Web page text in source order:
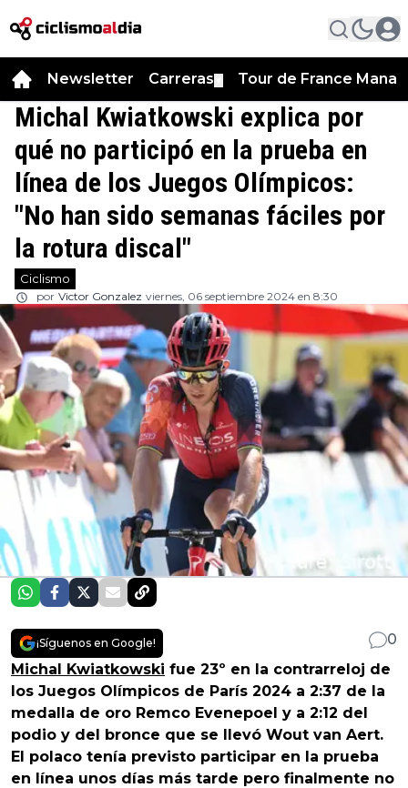
Newsletter Carreras Tour de France
Michal Kwiatkowski explica por
qué no participó en la prueba en
línea de los Juegos Olímpicos:
"No han sido semanas fáciles por
la rotura discal"
Ciclismo
por Victor Gonzalez viernes, 06 septiembre 2024 en 8:30
¡Síguenos en Google!
0
Michal Kwiatkowski fue 23º en la contrarreloj de
los Juegos Olímpicos de París 2024 a 2:37 de la
medalla de oro Remco Evenepoel y a 2:12 del
podio y del bronce que se llevó Wout van Aert.
El polaco tenía previsto participar en la prueba
en línea unos días más tarde pero finalmente no